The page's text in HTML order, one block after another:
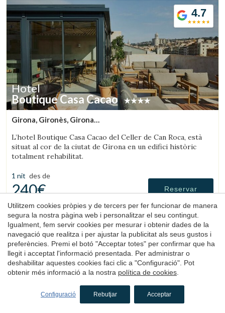
4.7
Hotel
Boutique Casa Cacao
Girona, Gironès, Girona
L’hotel Boutique Casa Cacao del Celler de Can Roca, està
situat al cor de la ciutat de Girona en un edifici històric
totalment rehabilitat.
1 nit des de
240€ Reservar
4.7
Utilitzem cookies pròpies y de tercers per fer funcionar de manera
segura la nostra pàgina web i personalitzar el seu contingut.
Igualment, fem servir cookies per mesurar i obtenir dades de la
navegació que realitza i per ajustar la publicitat als seus gustos i
preferències. Premi el botó "Acceptar totes" per confirmar que ha
llegit i acceptat l'informació presentada. Per administrar o
deshabilitar aquestes cookies faci clic a "Configuració". Pot
obtenir més informació a la nostra política de cookies
Configuració Rebutjar Acceptar